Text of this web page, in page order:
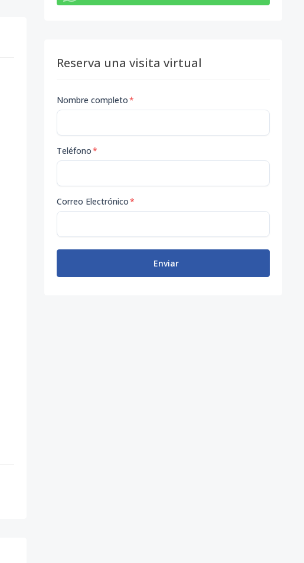
Reserva una visita virtual
Nombre completo*
Teléfono*
Correo Electrónico*
Enviar